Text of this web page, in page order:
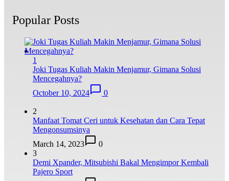
Popular Posts
1
Joki Tugas Kuliah Makin Menjamur, Gimana Solusi
Mencegahnya?
October 10, 2024
0
2
Manfaat Tomat Ceri untuk Kesehatan dan Cara Tepat
Mengonsumsinya
March 14, 2023
0
3
Demi Xpander, Mitsubishi Bakal Mengimpor Kembali
Pajero Sport